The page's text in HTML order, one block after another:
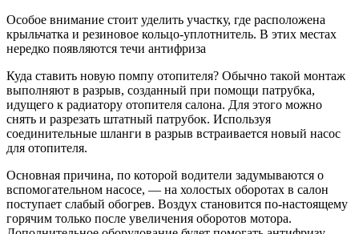
Особое внимание стоит уделить участку, где расположена
крыльчатка и резиновое кольцо-уплотнитель. В этих местах
нередко появляются течи антифриза
Куда ставить новую помпу отопителя? Обычно такой монтаж
выполняют в разрыв, созданный при помощи патрубка,
идущего к радиатору отопителя салона. Для этого можно
снять и разрезать штатный патрубок. Используя
соединительные шланги в разрыв встраивается новый насос
для отопителя.
Основная причина, по которой водители задумываются о
вспомогательном насосе, — на холостых оборотах в салон
поступает слабый обогрев. Воздух становится по-настоящему
горячим только после увеличения оборотов мотора.